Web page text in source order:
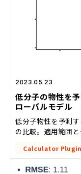
2023.05.23
低分子の物性を
ローバルモデル
低分子物性を予測
の比較。適用範囲
Calculator